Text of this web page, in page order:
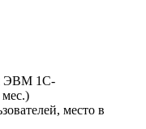
ЭВМ 1С-
место в